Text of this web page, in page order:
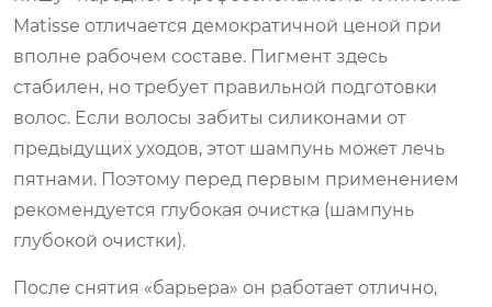
Matisse отличается демократичной ценой при
вполне рабочем составе. Пигмент здесь
стабилен, но требует правильной подготовки
волос. Если волосы забиты силиконами от
предыдущих уходов, этот шампунь может лечь
пятнами. Поэтому перед первым применением
рекомендуется глубокая очистка (шампунь
глубокой очистки).
После снятия «барьера» он работает отлично,